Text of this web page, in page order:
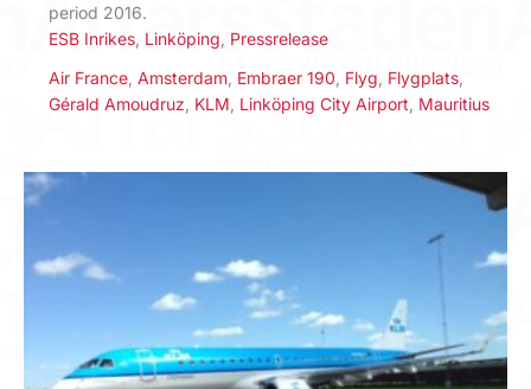
period 2016.
ESB Inrikes Linköping Pressrelease
Air France Amsterdam Embraer 190 Flyg Flygplats
Gérald Amoudruz KLM Linköping City Airport Mauritius